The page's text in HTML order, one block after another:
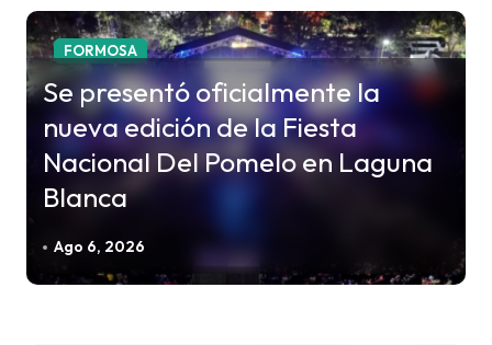
c
i
ó
FORMOSA
Se presentó oficialmente la
nueva edición de la Fiesta
Nacional Del Pomelo en Laguna
Blanca
Ago 6, 2026